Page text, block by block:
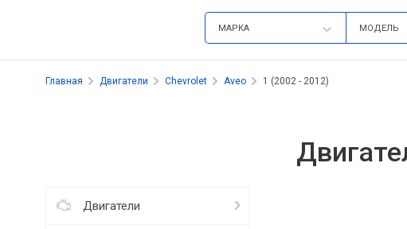
МАРКА МОДЕЛЬ
Главная Двигатели Chevrolet Aveo 1 (2002 - 2012)
Двигатели